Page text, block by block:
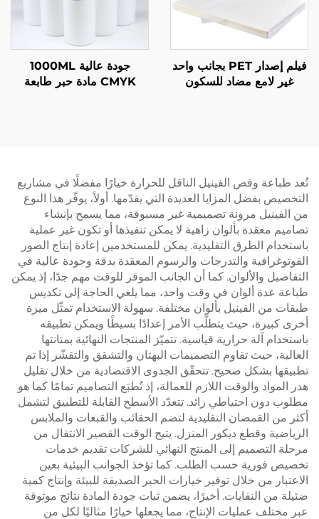
فيلم إصدار PET بجانب واحد
غير لامع مضاد للسكون
جودة عالية 1000ML
CMYK مادة حبر طابعة
تُعد طباعة وقص الفينيل الناقل للحرارة خيارًا مفضلًا في مشاريع
التخصيص بفضل المزايا العديدة التي يقدّمها. أولاً، يوفّر هذا النوع
من الفينيل مرونة تصميمية غير مسبوقة، مما يسمح بإنشاء
تصاميم معقدة بألوان زاهية لا يمكن تنفيذها أو تكون غير عملية
باستخدام الطرق التقليدية. يمكن للمستخدمين إعادة إنتاج الصور
الفوتوغرافية والتدرجات والرسوم المعقدة بدقة وجودة عالية في
التفاصيل والألوان. كما أن الجانب الموفر للوقت مهم جدًا، إذ يمكن
طباعة عدة ألوان في وقت واحد، مما يلغي الحاجة إلى تكديس
طبقات من الفينيل بألوان مختلفة. سهولة الاستخدام تمثّل ميزة
أخرى كبيرة، حيث يتطلّب الأمر إعدادًا بسيطًا ويمكن تطبيقه
باستخدام آلة حرارية قياسية. تتميّز المنتجات النهائية بمتانتها
العالية، حيث تقاوم التصميمات البهتان والتشقق والتقشّر إذا تم
تطبيقها بشكل صحيح. تتحقّق الجدوى الاقتصادية من خلال تقليل
هدر المواد والوقت اللازم للعمالة، إذ تُطبَع التصاميم تمامًا كما هو
مطلوب دون احتياطي زائد. تتعدّد الأسطح القابلة للتطبيق لتشمل
أكثر من القمصان التقليدية لتضم الحقائب والقبعات والملابس
الرياضية وقطع ديكور المنزل. يتيح الوقت القصير الانتقال من
مرحلة التصميم إلى المنتج النهائي للشركات تقديم خدمات
تخصيص فورية حسب الطلب. كما تؤخذ الجوانب البيئية بعين
الاعتبار من خلال توفير خيارات الحبر الصديقة للبيئة وإنتاج كمية
ضئيلة من النفايات. أخيرًا، يضمن ثبات جودة المادة نتائج موثوقة
عبر مختلف عمليات الإنتاج، مما يجعلها خيارًا مثاليًا لكل من